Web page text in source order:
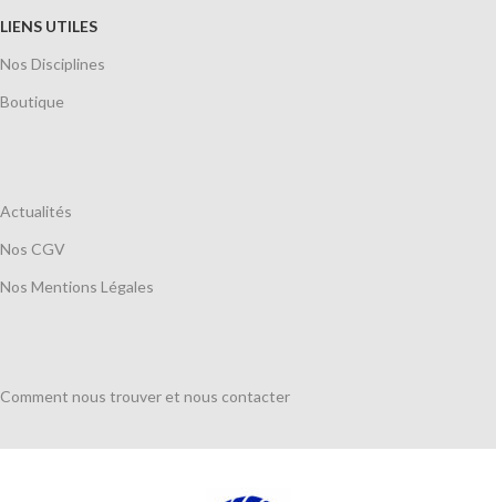
LIENS UTILES
Nos Disciplines
Boutique
Actualités
Nos CGV
Nos Mentions Légales
Comment nous trouver et nous contacter